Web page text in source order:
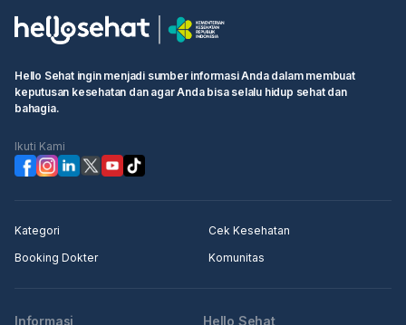
Hello Sehat ingin menjadi sumber informasi Anda dalam membuat
keputusan kesehatan dan agar Anda bisa selalu hidup sehat dan
bahagia.
Ikuti Kami
Kategori
Cek Kesehatan
Booking Dokter
Komunitas
Informasi Hello Sehat